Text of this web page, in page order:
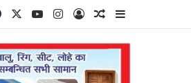
FacebookYouTubeInstagram
Log InRandom Article
Sidebar